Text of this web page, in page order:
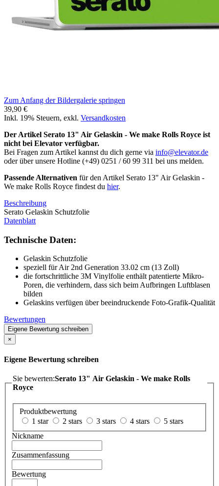
Zum Anfang der Bildergalerie springen
39,90 €
Inkl. 19% Steuern, exkl. Versandkosten
Der Artikel Serato 13" Air Gelaskin - We make Rolls Royce ist
nicht bei Elevator verfügbar.
Bei Fragen zum Artikel kannst du dich gerne via info@elevator.de
oder über unsere Hotline (+49) 0251 / 60 99 311 bei uns melden.
Passende Alternativen für den Artikel Serato 13" Air Gelaskin -
We make Rolls Royce findest du hier.
Beschreibung
Serato Gelaskin Schutzfolie
Datenblatt
Technische Daten:
Gelaskin Schutzfolie
speziell für Air 2nd Generation 33.02 cm (13 Zoll)
die fortschrittliche 3M Vinylfolie enthält patentierte Mikro-
Poren, die verhindern, dass sich beim Aufbringen Luftblasen
bilden
Gelaskins verfügen über beeindruckende Foto-Grafik-Qualität
Bewertungen
Eigene Bewertung schreiben
×
Eigene Bewertung schreiben
Sie bewerten:Serato 13" Air Gelaskin - We make Rolls
Royce
Produktbewertung
1 star
2 stars 3 stars 4 stars
5 stars
Nickname
Zusammenfassung
Bewertung